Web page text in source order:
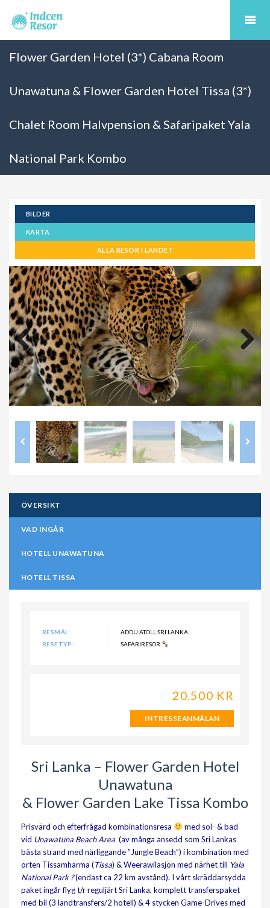
Flower Garden Hotel (3*) Cabana Room
Unawatuna & Flower Garden Hotel Tissa (3*)
Chalet Room Halvpension & Safaripaket Yala
National Park Kombo
BILDER
KARTA
ALLA RESOR I LANDET
Previous Next
ÖVERSIKT
VAD INGÅR
HOTELL UNAWATUNA
HOTELL TISSA
RESMÅL:
ADDU ATOLL SRI LANKA
RESETYP:
SAFARIRESOR
20.500 KR
INTRESSEANMÄLAN
Sri Lanka – Flower Garden Hotel
Unawatuna
& Flower Garden Lake Tissa Kombo
Prisvärd och efterfrågad kombinationsresa
med sol- & bad
vid Unawatuna Beach Area (av många ansedd som Sri Lankas
bästa strand med närliggande ”Jungle Beach”) i kombination med
orten Tissamharma (Tissa) & Weerawilasjön med närhet till Yala
National Park ?(endast ca 22 km avstånd). I vårt skräddarsydda
paket ingår flyg t/r reguljärt Sri Lanka, komplett transferspaket
med bil (3 landtransfers/2 hotell) & 4 stycken Game-Drives med